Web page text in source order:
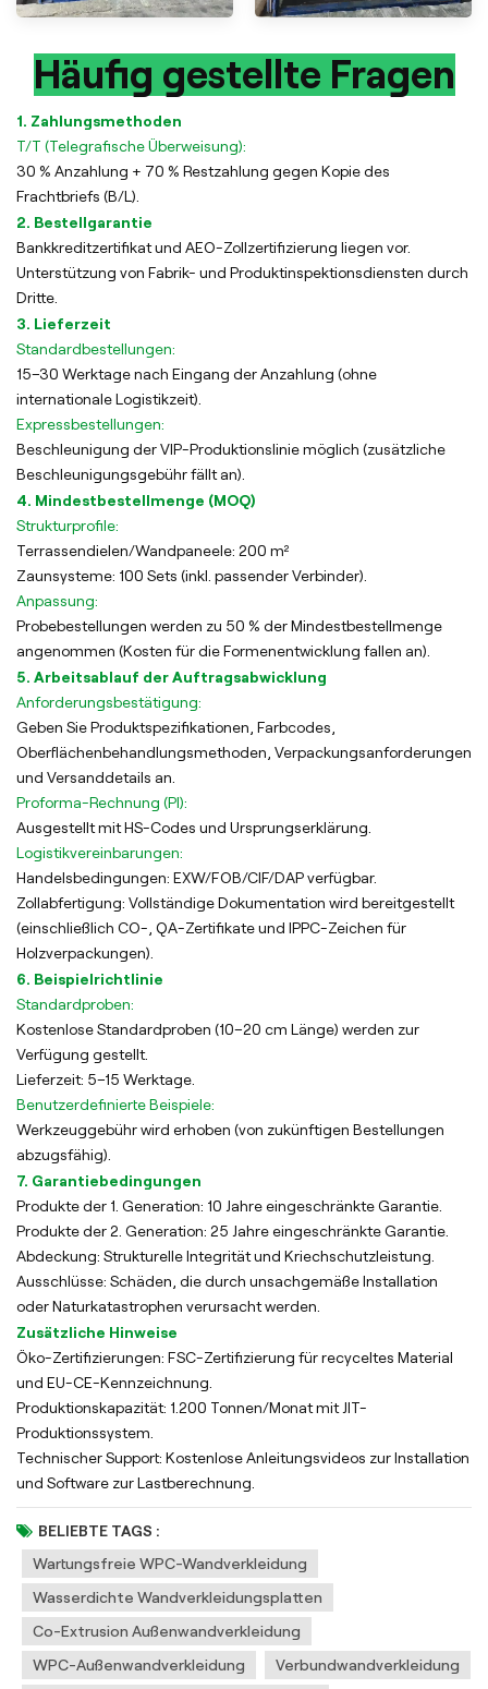
Häufig gestellte Fragen
1. Zahlungsmethoden
T/T (Telegrafische Überweisung):
30 % Anzahlung + 70 % Restzahlung gegen Kopie des
Frachtbriefs (B/L).
2. Bestellgarantie
Bankkreditzertifikat und AEO-Zollzertifizierung liegen vor.
Unterstützung von Fabrik- und Produktinspektionsdiensten durch
Dritte.
3. Lieferzeit
Standardbestellungen:
15–30 Werktage nach Eingang der Anzahlung (ohne
internationale Logistikzeit).
Expressbestellungen:
Beschleunigung der VIP-Produktionslinie möglich (zusätzliche
Beschleunigungsgebühr fällt an).
4. Mindestbestellmenge (MOQ)
Strukturprofile:
Terrassendielen/Wandpaneele: 200 m²
Zaunsysteme: 100 Sets (inkl. passender Verbinder).
Anpassung:
Probebestellungen werden zu 50 % der Mindestbestellmenge
angenommen (Kosten für die Formenentwicklung fallen an).
5. Arbeitsablauf der Auftragsabwicklung
Anforderungsbestätigung:
Geben Sie Produktspezifikationen, Farbcodes,
Oberflächenbehandlungsmethoden, Verpackungsanforderungen
und Versanddetails an.
Proforma-Rechnung (PI):
Ausgestellt mit HS-Codes und Ursprungserklärung.
Logistikvereinbarungen:
Handelsbedingungen: EXW/FOB/CIF/DAP verfügbar.
Zollabfertigung: Vollständige Dokumentation wird bereitgestellt
(einschließlich CO-, QA-Zertifikate und IPPC-Zeichen für
Holzverpackungen).
6. Beispielrichtlinie
Standardproben:
Kostenlose Standardproben (10–20 cm Länge) werden zur
Verfügung gestellt.
Lieferzeit: 5–15 Werktage.
Benutzerdefinierte Beispiele:
Werkzeuggebühr wird erhoben (von zukünftigen Bestellungen
abzugsfähig).
7. Garantiebedingungen
Produkte der 1. Generation: 10 Jahre eingeschränkte Garantie.
Produkte der 2. Generation: 25 Jahre eingeschränkte Garantie.
Abdeckung: Strukturelle Integrität und Kriechschutzleistung.
Ausschlüsse: Schäden, die durch unsachgemäße Installation
oder Naturkatastrophen verursacht werden.
Zusätzliche Hinweise
Öko-Zertifizierungen: FSC-Zertifizierung für recyceltes Material
und EU-CE-Kennzeichnung.
Produktionskapazität: 1.200 Tonnen/Monat mit JIT-
Produktionssystem.
Technischer Support: Kostenlose Anleitungsvideos zur Installation
und Software zur Lastberechnung.
BELIEBTE TAGS :
Wartungsfreie WPC-Wandverkleidung
Wasserdichte Wandverkleidungsplatten
Co-Extrusion Außenwandverkleidung
WPC-Außenwandverkleidung
Verbundwandverkleidung